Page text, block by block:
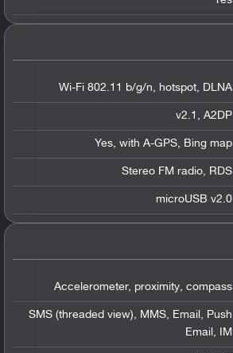
Wi-Fi 802.11 b/g/n, hotspot, DLNA
v2.1, A2DP
Yes, with A-GPS, Bing map
Stereo FM radio, RDS
microUSB v2.0
Accelerometer, proximity, compass
SMS (threaded view), MMS, Email, Push
Email, IM